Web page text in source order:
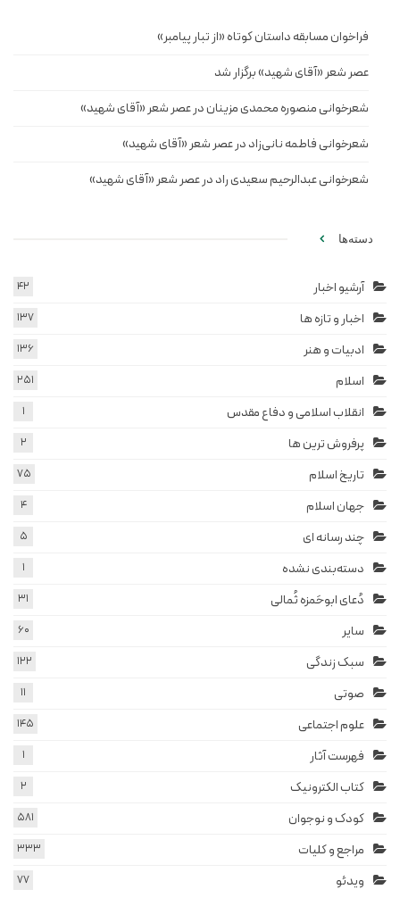
فراخوان مسابقه داستان کوتاه «از تبار پیامبر»
عصر شعر «آقای شهید» برگزار شد
شعرخوانی منصوره محمدی مزینان در عصر شعر «آقای شهید»
شعرخوانی فاطمه نانی‌زاد در عصر شعر «آقای شهید»
شعرخوانی عبدالرحیم سعیدی راد در عصر شعر «آقای شهید»
دسته‌ها
آرشیو اخبار 42
اخبار و تازه ها 137
ادبیات و هنر 136
اسلام 251
انقلاب اسلامی و دفاع مقدس 1
پرفروش ترین ها 2
تاریخ اسلام 75
جهان اسلام 4
چند رسانه ای 5
دسته‌بندی نشده 1
دُعای ابوحَمزه ثُمالی 31
سایر 60
سبک زندگی 122
صوتی 11
علوم اجتماعی 145
فهرست آثار 1
کتاب الکترونیک 2
کودک و نوجوان 581
مراجع و کلیات 333
ویدئو 77